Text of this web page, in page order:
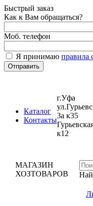
Быстрый заказ
Как к Вам обращаться?
Моб. телефон
Я принимаюправила
Каталог
Контакты
г.Уфа
3а к35
Гурьевская
к12
МАГАЗИН
ХОЗТОВАРОВ